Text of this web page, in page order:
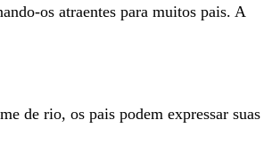
os atraentes para muitos pais. A
de rio, os pais podem expressar suas